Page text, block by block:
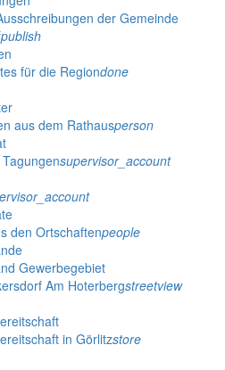
der Gemeinde
publish
für die Regiondone
aus dem Rathausperson
supervisor_account
den Ortschaftenpeople
Gewerbegebiet
Am Hoterbergstreetview
in Görlitzstore